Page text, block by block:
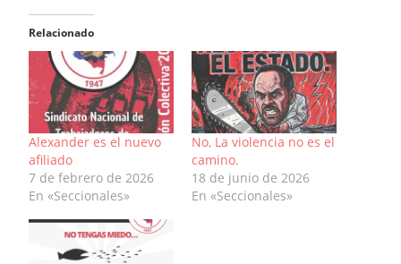
Relacionado
Alexander es el nuevo
afiliado
7 de febrero de 2026
En «Seccionales»
No, La violencia no es el
camino.
18 de junio de 2026
En «Seccionales»